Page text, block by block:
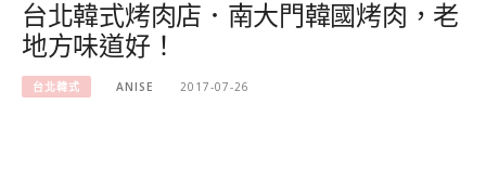
台北韓式烤肉店．南大門韓國烤肉，老
地方味道好！
台北韓式 ANISE 2017-07-26